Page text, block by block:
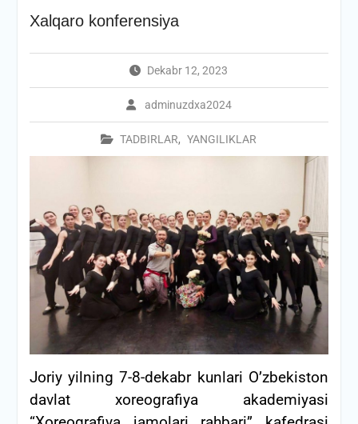
Xalqaro konferensiya
Dekabr 12, 2023
adminuzdxa2024
TADBIRLAR, YANGILIKLAR
Joriy yilning 7-8-dekabr kunlari O’zbekiston
davlat xoreografiya akademiyasi